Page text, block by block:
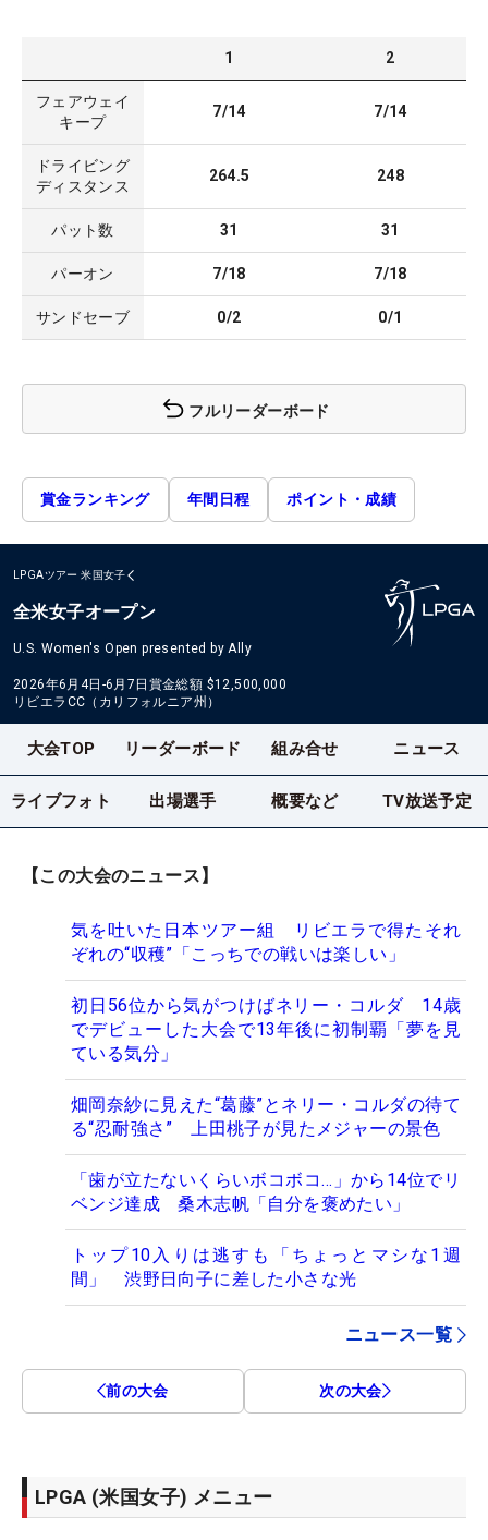
1 2
フェアウェイ
キープ
7/14 7/14
ドライビング
ディスタンス
264.5 248
パット数 31 31
パーオン 7/18 7/18
サンドセーブ 0/2 0/1
フルリーダーボード
賞金ランキング 年間日程 ポイント・成績
LPGAツアー 米国女子
全米女子オープン
U.S. Women's Open presented by Ally
2026年6月4日-6月7日 賞金総額 $12,500,000
リビエラCC（カリフォルニア州）
大会TOP リーダーボード 組み合せ ニュース
ライブフォト 出場選手 概要など TV放送予定
【この大会のニュース】
気を吐いた日本ツアー組 リビエラで得たそれ
ぞれの“収穫”「こっちでの戦いは楽しい」
初日56位から気がつけばネリー・コルダ 14歳
でデビューした大会で13年後に初制覇「夢を見
ている気分」
畑岡奈紗に見えた“葛藤”とネリー・コルダの待て
る“忍耐強さ” 上田桃子が見たメジャーの景色
「歯が立たないくらいボコボコ…」から14位でリ
ベンジ達成 桑木志帆「自分を褒めたい」
トップ10入りは逃すも「ちょっとマシな1週
間」 渋野日向子に差した小さな光
ニュース一覧
前の大会 次の大会
LPGA (米国女子) メニュー